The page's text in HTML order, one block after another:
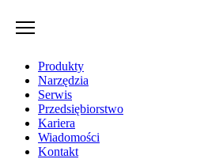
Produkty
Narzędzia
Serwis
Przedsiębiorstwo
Kariera
Wiadomości
Kontakt